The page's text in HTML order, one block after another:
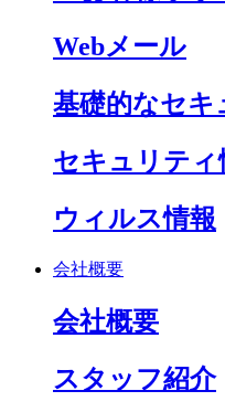
Webメール
基礎的なセキ
セキュリティ
ウィルス情報
会社概要
会社概要
スタッフ紹介